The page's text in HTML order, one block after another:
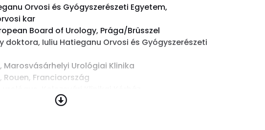
Orvosi és Gyógyszerészeti Egyetem,
kar
Board of Urology, Prága/Brüsszel
doktora, Iuliu Hatieganu Orvosi és Gyógyszerészeti
Marosvásárhelyi Urológiai Klinika
Rouen, Franciaország
Intézet, Milánó, Olaszország